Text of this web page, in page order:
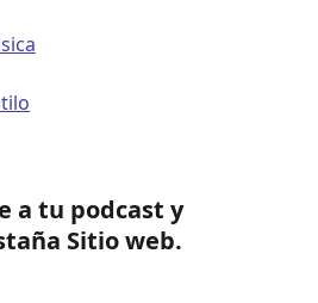
a tu podcast y
Sitio web.